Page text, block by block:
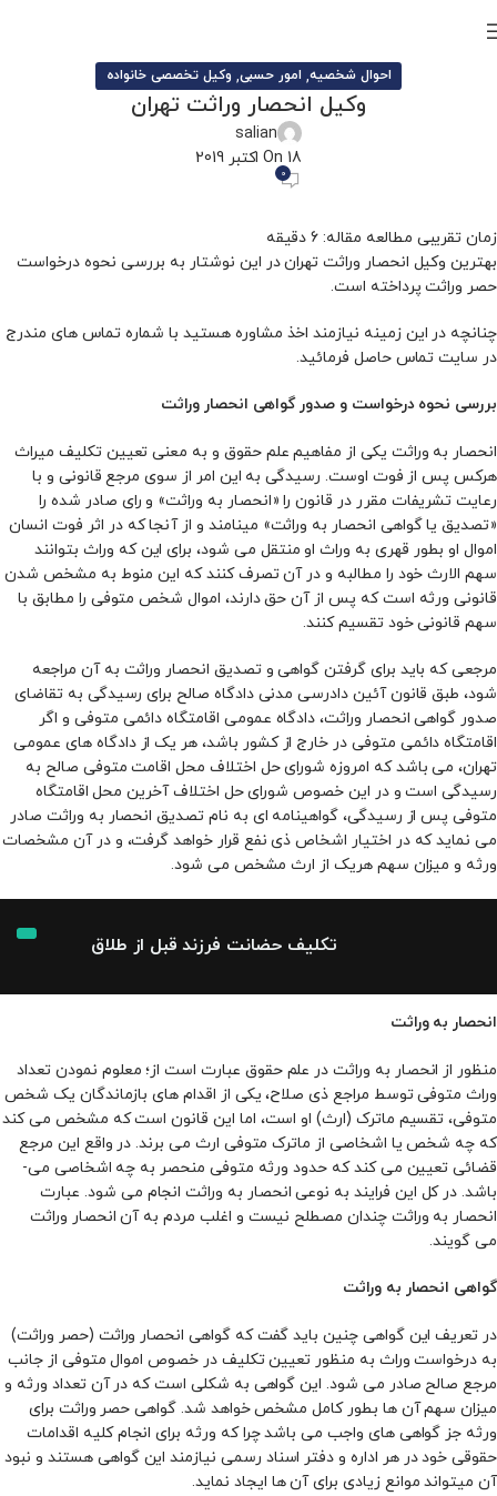
احوال شخصیه, امور حسبی, وکیل تخصصی خانواده
وکیل انحصار وراثت تهران
salian
On 18 اکتبر 2019
0
بهترین وکیل انحصار وراثت تهران در این نوشتار به بررسی نحوه درخواست
حصر وراثت پرداخته است.
چنانچه در این زمینه نیازمند اخذ مشاوره هستید با شماره تماس های مندرج
در سایت تماس حاصل فرمائید.
بررسی نحوه درخواست و صدور گواهی انحصار وراثت
انحصار به وراثت یکی از مفاهیم علم حقوق و به معنی تعیین تکلیف میراث
هرکس پس از فوت اوست. رسیدگی به این امر از سوی مرجع قانونی و با
رعایت تشریفات مقرر در قانون را «انحصار به وراثت» و رای صادر شده را
«تصدیق یا گواهی انحصار به وراثت» مینامند و از آنجا که در اثر فوت انسان
اموال او بطور قهری به وراث او منتقل می‌ شود، برای این­ که وراث بتوانند
سهم الارث خود را مطالبه و در آن تصرف کنند که این منوط به مشخص شدن
قانونی ورثه است که پس از آن حق دارند، اموال شخص متوفی را مطابق با
سهم قانونی خود تقسیم کنند.
مرجعی که باید برای گرفتن گواهی و تصدیق انحصار وراثت به آن مراجعه
شود، طبق قانون آئین دادرسی مدنی دادگاه صالح برای رسیدگی به تقاضای
صدور گواهی انحصار وراثت، دادگاه عمومی اقامتگاه دائمی متوفی و اگر
اقامتگاه دائمی متوفی در خارج از کشور باشد، هر یک از دادگاه ‌های عمومی
تهران، می ­باشد که امروزه شورای حل اختلاف محل اقامت متوفی صالح به
رسیدگی است و در این خصوص شورای حل اختلاف آخرین محل اقامتگاه
متوفی پس از رسیدگی، گواهینامه‌ ای به نام تصدیق انحصار به وراثت صادر
می‌ نماید که در اختیار اشخاص ذی‌ نفع قرار خواهد گرفت، و در آن مشخصات
ورثه و میزان سهم هریک از ارث مشخص می ­شود.
تکلیف حضانت فرزند قبل از طلاق
انحصار به وراثت
منظور از انحصار به وراثت در علم حقوق عبارت است از؛ معلوم نمودن تعداد
وراث متوفی توسط مراجع ذی­ صلاح، یکی از اقدام ­های بازماندگان یک شخص
متوفی، تقسیم ماترک (ارث) او است، اما این قانون است که مشخص می‌ کند
که چه شخص یا اشخاصی از ماترک متوفی ارث می‌ برند. در واقع این مرجع
قضائی تعیین می‌ کند که حدود ورثه متوفی منحصر به چه اشخاصی می­
باشد. در کل این فرایند به نوعی انحصار به وراثت انجام می‌ شود. عبارت
انحصار به وراثت چندان مصطلح نیست و اغلب مردم به آن انحصار وراثت
می­ گویند.
گواهی انحصار به وراثت
در تعریف این گواهی چنین باید گفت که گواهی انحصار وراثت (حصر وراثت)
به درخواست وراث به منظور تعیین تکلیف در خصوص اموال متوفی از جانب
مرجع صالح صادر می‌ شود. این گواهی به شکلی است که در آن تعداد ورثه و
میزان سهم آن ‌ها بطور کامل مشخص خواهد شد. گواهی حصر وراثت برای
ورثه جز گواهی ‌های واجب می‌ باشد چرا که ورثه برای انجام کلیه اقدامات
حقوقی خود در هر اداره و دفتر اسناد رسمی نیازمند این گواهی هستند و نبود
آن میتواند موانع زیادی برای آن ‌ها ایجاد نماید.